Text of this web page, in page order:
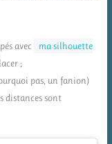
avec
ma silhouette
;
pas, un fanion)
distances sont